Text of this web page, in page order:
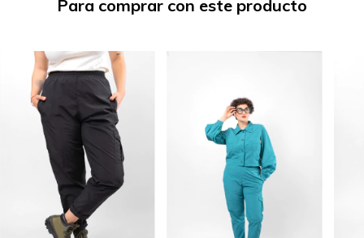
Para comprar con este producto